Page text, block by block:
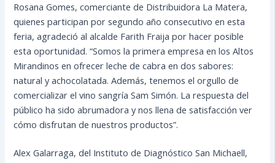
Rosana Gomes, comerciante de Distribuidora La Matera,
quienes participan por segundo año consecutivo en esta
feria, agradeció al alcalde Farith Fraija por hacer posible
esta oportunidad. “Somos la primera empresa en los Altos
Mirandinos en ofrecer leche de cabra en dos sabores:
natural y achocolatada. Además, tenemos el orgullo de
comercializar el vino sangría Sam Simón. La respuesta del
público ha sido abrumadora y nos llena de satisfacción ver
cómo disfrutan de nuestros productos”.
Alex Galarraga, del Instituto de Diagnóstico San Michaell,